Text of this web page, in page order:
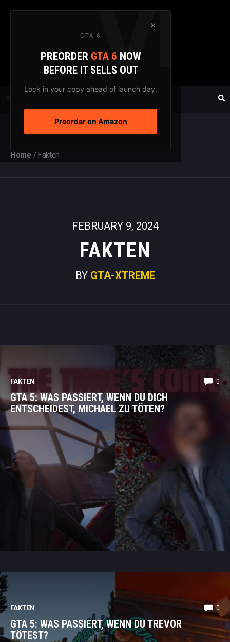
×
GTA 6
PREORDER GTA 6 NOW
BEFORE IT SELLS OUT
Lock in your copy ahead of launch day.
Preorder on Amazon
Zum
GTAXTREME
FANSEITE SEIT 2003
Home /Fakten
FEBRUARY 9, 2024
FAKTEN
BY GTA-XTREME
FAKTEN 0
GTA 5: WAS PASSIERT, WENN DU DICH
ENTSCHEIDEST, MICHAEL ZU TÖTEN?
FAKTEN 0
GTA 5: WAS PASSIERT, WENN DU TREVOR
TÖTEST?